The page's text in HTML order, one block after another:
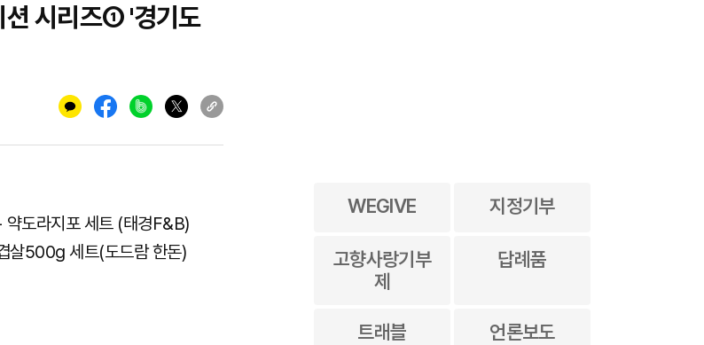
시리즈① '경기도
약도라지포 세트 (태경F&B)
살500g 세트(도드람 한돈)
WEGIVE 지정기부
고향사랑기부
제
답례품
트래블 언론보도